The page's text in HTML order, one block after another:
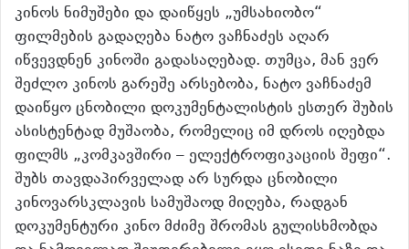
კინოს ნიმუშები და დაიწყეს „უმსახიობო“
ფილმების გადაღება ნატო ვაჩნაძეს აღარ
იწვევდნენ კინოში გადასაღებად. თუმცა, მან ვერ
შეძლო კინოს გარეშე არსებობა, ნატო ვაჩნაძემ
დაიწყო ცნობილი დოკუმენტალისტის ესთერ შუბის
ასისტენტად მუშაობა, რომელიც იმ დროს იღებდა
ფილმს „კომკავშირი – ელექტროფიკაციის შეფი“.
შუბს თავდაპირველად არ სურდა ცნობილი
კინოვარსკლავის სამუშაოდ მიღება, რადგან
დოკუმენტური კინო მძიმე შრომას გულისხმობდა